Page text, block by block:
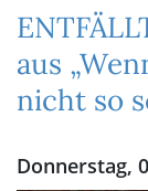
aus
nicht so
Donnerstag,